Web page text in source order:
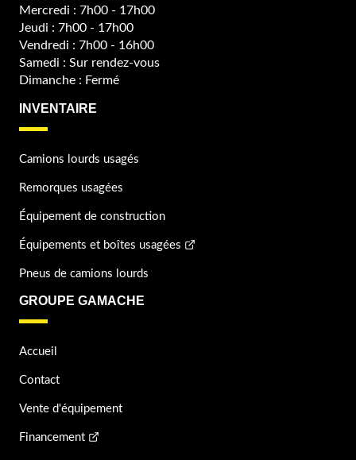
Mercredi : 7h00 - 17h00
Jeudi : 7h00 - 17h00
Vendredi : 7h00 - 16h00
Samedi : Sur rendez-vous
Dimanche : Fermé
INVENTAIRE
Camions lourds usagés
Remorques usagées
Équipement de construction
Équipements et boîtes usagées
Pneus de camions lourds
GROUPE GAMACHE
Accueil
Contact
Vente d'équipement
Financement